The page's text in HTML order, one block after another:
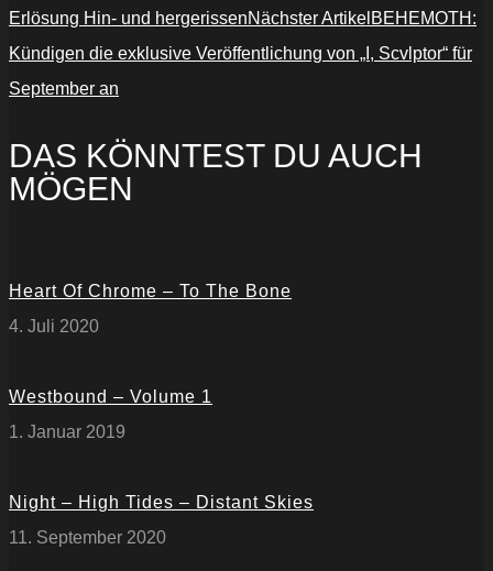
Erlösung Hin- und hergerissenNächster Artikel BEHEMOTH:
Kündigen die exklusive Veröffentlichung von „I, Scvlptor“ für
September an
DAS KÖNNTEST DU AUCH
MÖGEN
Heart Of Chrome – To The Bone
4. Juli 2020
Westbound – Volume 1
1. Januar 2019
Night – High Tides – Distant Skies
11. September 2020